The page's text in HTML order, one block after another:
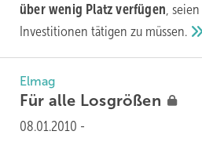
über wenig Platz verfügen ,
Investitionen tätigen zu müssen.
Elmag
Für alle Losgrößen
08.01.2010 -